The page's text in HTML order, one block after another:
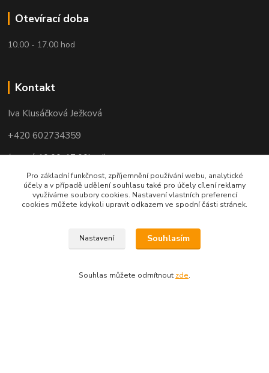
Otevírací doba
10.00 - 17.00 hod
Kontakt
Iva Klusáčková Ježková
+420 602734359
(po-pá 10.00-17.00hod)
iva@ivadekor.cz
Pro základní funkčnost, zpříjemnění používání webu, analytické
účely a v případě udělení souhlasu také pro účely cílení reklamy
využíváme soubory cookies. Nastavení vlastních preferencí
cookies můžete kdykoli upravit odkazem ve spodní části stránek.
Nastavení Souhlasím
Souhlas můžete odmítnout zde.